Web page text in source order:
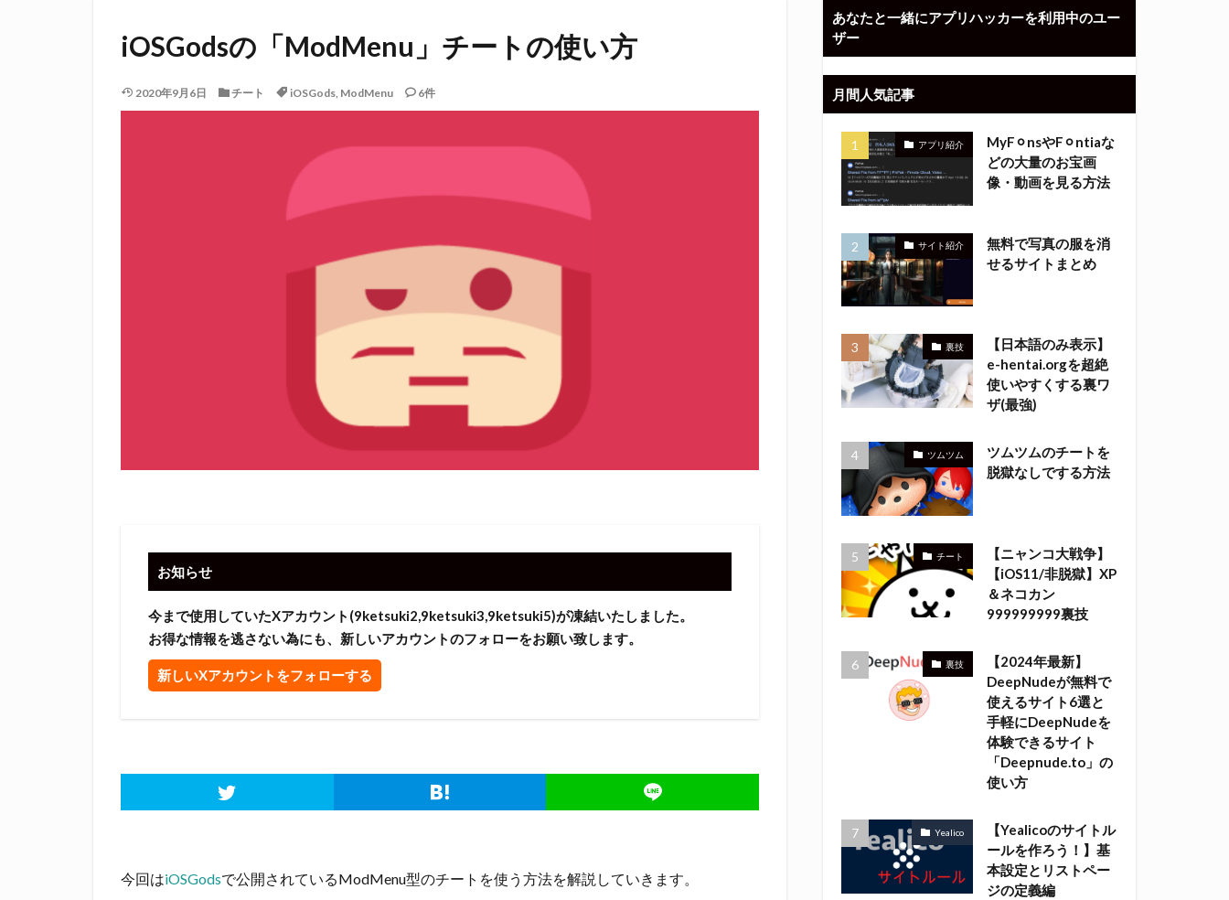
iOSGodsの「ModMenu」チートの使い方
2020年9月6日 チート iOSGods, ModMenu 6件
お知らせ
今まで使用していたXアカウント(9ketsuki2,9ketsuki3,9ketsuki5)が凍結いたしました。
お得な情報を逃さない為にも、新しいアカウントのフォローをお願い致します。
新しいXアカウントをフォローする
今回はiOSGodsで公開されているModMenu型のチートを使う方法を解説していきます。
あなたと一緒にアプリハッカーを利用中のユー
ザー
月間人気記事
アプリ紹介
MyF⚪︎nsやF⚪︎ntiaな
どの大量のお宝画
像・動画を見る方法
サイト紹介
無料で写真の服を消
せるサイトまとめ
裏技
【日本語のみ表示】
e-hentai.orgを超絶
使いやすくする裏ワ
ザ(最強)
ツムツム
ツムツムのチートを
脱獄なしでする方法
チート
【ニャンコ大戦争】
【iOS11/非脱獄】XP
＆ネコカン
999999999裏技
裏技
【2024年最新】
DeepNudeが無料で
使えるサイト6選と
手軽にDeepNudeを
体験できるサイト
「Deepnude.to」の
使い方
Yealico
【Yealicoのサイトル
ールを作ろう！】基
本設定とリストペー
ジの定義編